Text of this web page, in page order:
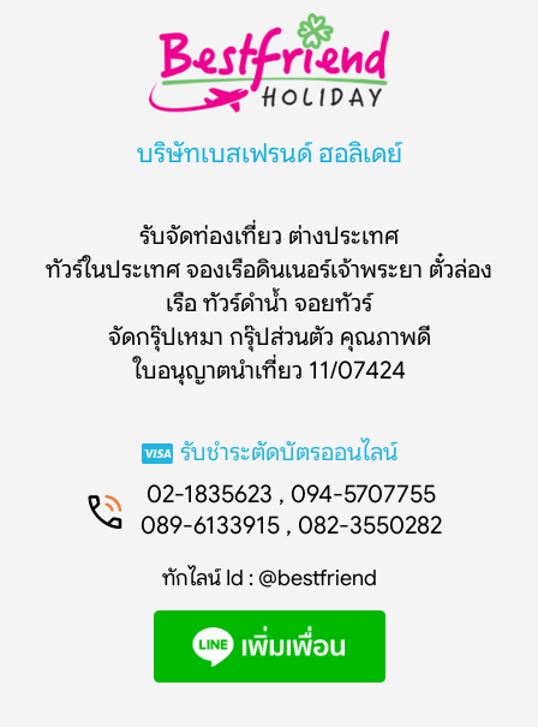
บริษัทเบสเฟรนด์ ฮอลิเดย์
รับจัดท่องเที่ยว ต่างประเทศ
ทัวร์ในประเทศ จองเรือดินเนอร์เจ้าพระยา ตั๋วล่อง
เรือ ทัวร์ดำน้ำ จอยทัวร์
จัดกรุ๊ปเหมา กรุ๊ปส่วนตัว คุณภาพดี
ใบอนุญาตนำเที่ยว 11/07424
รับชำระตัดบัตรออนไลน์
02-1835623 , 094-5707755
089-6133915 , 082-3550282
ทักไลน์ Id : @bestfriend